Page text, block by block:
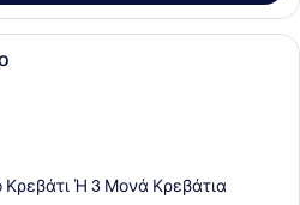
Ένα σύγχρονο δωμάτιο
Κρεβάτι Ή 3 Μονά Κρεβάτια